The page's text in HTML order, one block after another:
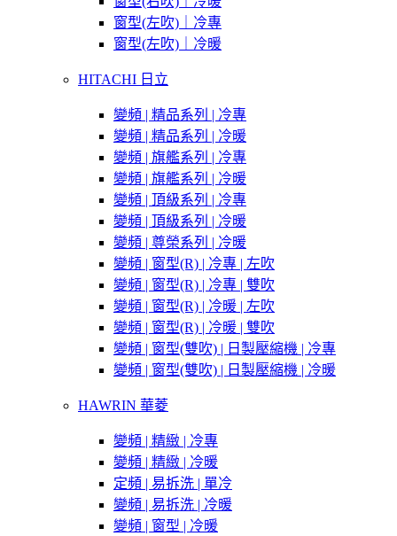
窗型(左吹)｜冷專
窗型(左吹)｜冷暖
HITACHI 日立
變頻 | 精品系列 | 冷專
變頻 | 精品系列 | 冷暖
變頻 | 旗艦系列 | 冷專
變頻 | 旗艦系列 | 冷暖
變頻 | 頂級系列 | 冷專
變頻 | 頂級系列 | 冷暖
變頻 | 尊榮系列 | 冷暖
變頻 | 窗型(R) | 冷專 | 左吹
變頻 | 窗型(R) | 冷專 | 雙吹
變頻 | 窗型(R) | 冷暖 | 左吹
變頻 | 窗型(R) | 冷暖 | 雙吹
變頻 | 窗型(雙吹) | 日製壓縮機 | 冷專
變頻 | 窗型(雙吹) | 日製壓縮機 | 冷暖
HAWRIN 華菱
變頻 | 精緻 | 冷專
變頻 | 精緻 | 冷暖
定頻 | 易拆洗 | 單冷
變頻 | 易拆洗 | 冷暖
變頻 | 窗型 | 冷暖